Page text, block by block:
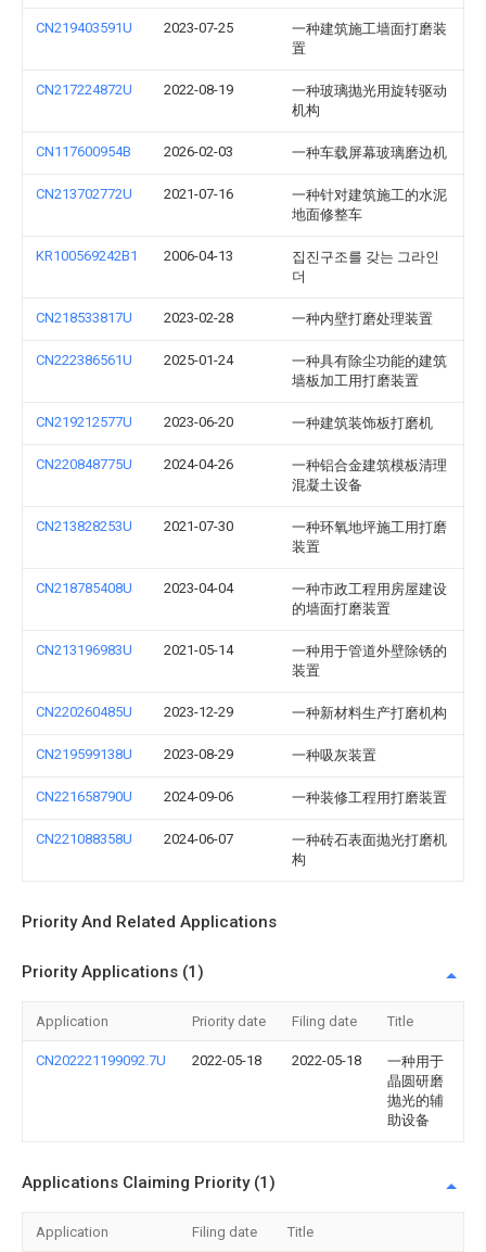
CN219403591U 2023-07-25
一种建筑施工墙面打磨装
置
CN217224872U 2022-08-19
一种玻璃抛光用旋转驱动
机构
CN117600954B 2026-02-03 一种车载屏幕玻璃磨边机
CN213702772U 2021-07-16
一种针对建筑施工的水泥
地面修整车
KR100569242B1 2006-04-13
집진구조를 갖는 그라인
더
CN218533817U 2023-02-28 一种内壁打磨处理装置
CN222386561U 2025-01-24
一种具有除尘功能的建筑
墙板加工用打磨装置
CN219212577U 2023-06-20 一种建筑装饰板打磨机
CN220848775U 2024-04-26
一种铝合金建筑模板清理
混凝土设备
CN213828253U 2021-07-30
一种环氧地坪施工用打磨
装置
CN218785408U 2023-04-04
一种市政工程用房屋建设
的墙面打磨装置
CN213196983U 2021-05-14
一种用于管道外壁除锈的
装置
CN220260485U 2023-12-29 一种新材料生产打磨机构
CN219599138U 2023-08-29 一种吸灰装置
CN221658790U 2024-09-06 一种装修工程用打磨装置
CN221088358U 2024-06-07
一种砖石表面抛光打磨机
构
Priority And Related Applications
Priority Applications (1)
Application Priority date Filing date Title
CN202221199092.7U 2022-05-18 2022-05-18
一种用于
晶圆研磨
抛光的辅
助设备
Applications Claiming Priority (1)
Application Filing date Title